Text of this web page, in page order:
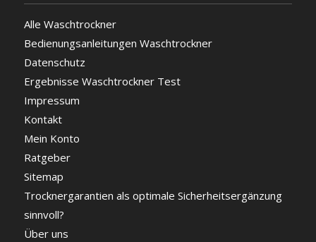
Alle Waschtrockner
Bedienungsanleitungen Waschtrockner
Datenschutz
Ergebnisse Waschtrockner Test
Impressum
Kontakt
Mein Konto
Ratgeber
Sitemap
Trocknergarantien als optimale Sicherheitsergänzung
sinnvoll?
Über uns